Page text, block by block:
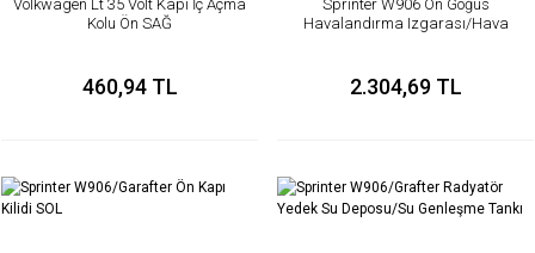
Volkwagen Lt 35 Volt Kapı İç Açma
Kolu Ön SAĞ
460,94 TL
Sprinter W906 Ön Göğüs
Havalandırma Izgarası/Hava
2.304,69 TL